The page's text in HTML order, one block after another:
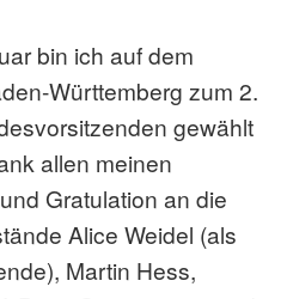
bin ich auf dem
Württemberg zum 2.
gewählt
allen meinen
Gratulation an die
Alice Weidel (als
Martin Hess,